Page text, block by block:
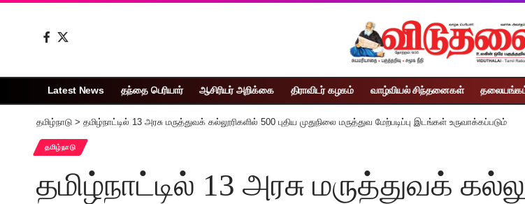
Latest News தந்தை பெரியார் ஆசிரியர் அறிக்கை திராவிடர் கழகம் வாழ்வியல் சிந்தனைகள்
தமிழ்நாடு > தமிழ்நாட்டில் 13 அரசு மருத்துவக் கல்லூரிகளில் 500 புதிய முதுநிலை மருத்துவ மேற்படிப்பு இடங்கள் உருவாக்கப்படும்
தமிழ்நாடு
தமிழ்நாட்டில் 13 அரசு மருத்துவக்